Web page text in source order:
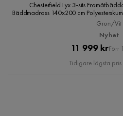
Chesterfield Lyx 3-sits
Bäddmadrass 140x200 cm
och TvättbarGrön/Vit
Nyhet
Pris
11 999 kr
Pris
Förr
Tidigare lägsta